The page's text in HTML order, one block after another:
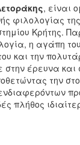
, είναι
φιλολογίας
Κρήτης.
η αγάπη
και την
στην έρευνα και
την
πλήθος